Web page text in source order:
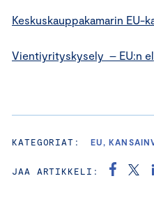
Keskuskauppakamarin EU-
Vientiyrityskysely – EU:n
KATEGORIAT: EU,
JAA ARTIKKELI: